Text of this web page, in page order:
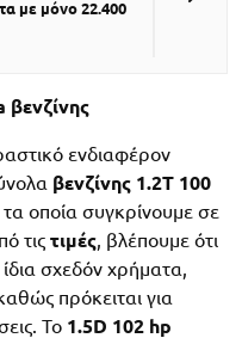
με μόνο 22.400
βενζίνης
ενδιαφέρον
βενζίνης 1.2Τ 100
, τα οποία συγκρίνουμε σε
τις τιμές , βλέπουμε ότι
σχεδόν χρήματα,
πρόκειται για
Το 1.5D 102 hp